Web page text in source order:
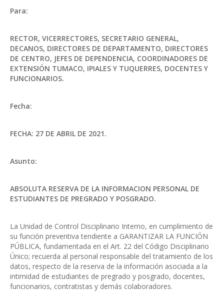
Para:
RECTOR, VICERRECTORES, SECRETARIO GENERAL,
DECANOS, DIRECTORES DE DEPARTAMENTO, DIRECTORES
DE CENTRO, JEFES DE DEPENDENCIA, COORDINADORES DE
EXTENSIÓN TUMACO, IPIALES Y TUQUERRES, DOCENTES Y
FUNCIONARIOS.
Fecha:
FECHA: 27 DE ABRIL DE 2021.
Asunto:
ABSOLUTA RESERVA DE LA INFORMACION PERSONAL DE
ESTUDIANTES DE PREGRADO Y POSGRADO.
La Unidad de Control Disciplinario Interno, en cumplimiento de
su función preventiva tendiente a GARANTIZAR LA FUNCIÓN
PÚBLICA, fundamentada en el Art. 22 del Código Disciplinario
Único; recuerda al personal responsable del tratamiento de los
datos, respecto de la reserva de la información asociada a la
intimidad de estudiantes de pregrado y posgrado, docentes,
funcionarios, contratistas y demás colaboradores.